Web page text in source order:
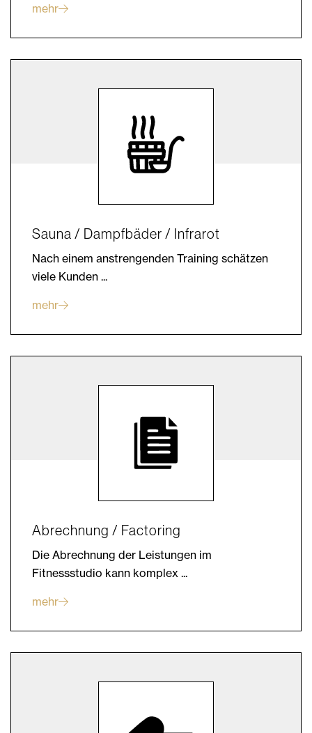
mehr
Sauna / Dampfbäder / Infrarot
Nach einem anstrengenden Training schätzen
viele Kunden ...
mehr
Abrechnung / Factoring
Die Abrechnung der Leistungen im
Fitnessstudio kann komplex ...
mehr